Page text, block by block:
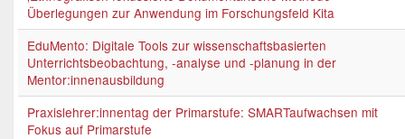
Überlegungen zur Anwendung im Forschungsfeld Kita
EduMento: Digitale Tools zur wissenschaftsbasierten
Unterrichtsbeobachtung, -analyse und -planung in der
Mentor:innenausbildung
Praxislehrer:innentag der Primarstufe: SMARTaufwachsen mit
Fokus auf Primarstufe